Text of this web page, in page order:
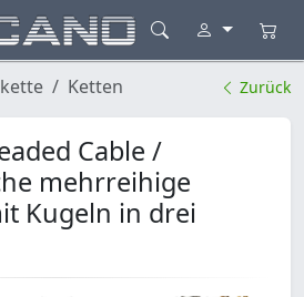
Ketten Zurück
Cable /
mehrreihige
Kugeln in drei